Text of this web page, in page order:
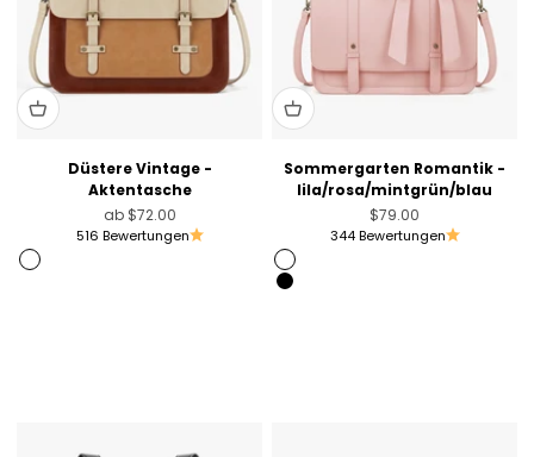
Düstere Vintage -
Aktentasche
Angebot
ab $72.00
516 Bewertungen
Braun
Sommergarten Romantik -
lila/rosa/mintgrün/blau
Angebot
$79.00
344 Bewertungen
Rosa
Black